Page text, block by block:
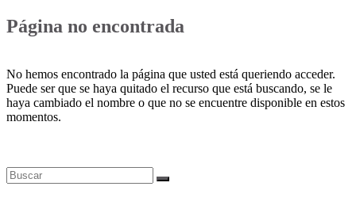
Página no encontrada
No hemos encontrado la página que usted está queriendo acceder.
Puede ser que se haya quitado el recurso que está buscando, se le
haya cambiado el nombre o que no se encuentre disponible en estos
momentos.